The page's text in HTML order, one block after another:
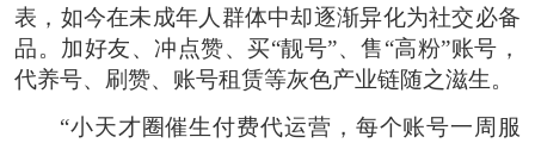
表，如今在未成年人群体中却逐渐异化为社交必备
品。加好友、冲点赞、买“靓号”、售“高粉”账号，
代养号、刷赞、账号租赁等灰色产业链随之滋生。
“小天才圈催生付费代运营，每个账号一周服